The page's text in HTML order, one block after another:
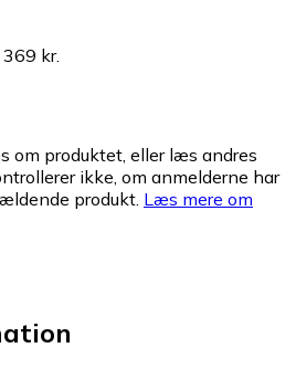
369 kr.
om produktet, eller læs andres
ikke, om anmelderne har
produkt. Læs mere om